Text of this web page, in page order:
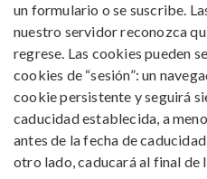
un formulario o se suscribe.
nuestro servidor reconozca
regrese. Las cookies pueden
cookies de “sesión”: un
cookie persistente y seguirá
caducidad establecida, a
antes de la fecha de
otro lado, caducará al final de